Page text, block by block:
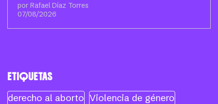
por Rafael Díaz Torres
07/08/2026
ETIQUETAS
derecho al aborto Violencia de género